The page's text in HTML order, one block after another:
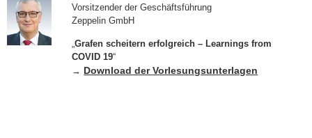
Vorsitzender der Geschäftsführung
Zeppelin GmbH
„Grafen scheitern erfolgreich – Learnings from
COVID 19“
→ Download der Vorlesungsunterlagen